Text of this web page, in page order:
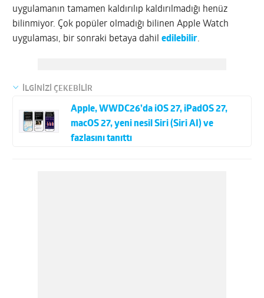
uygulamanın tamamen kaldırılıp kaldırılmadığı henüz
bilinmiyor. Çok popüler olmadığı bilinen Apple Watch
uygulaması, bir sonraki betaya dahiledilebilir.
İLGİNİZİ ÇEKEBİLİR
Apple, WWDC26’da iOS 27, iPadOS 27,
macOS 27, yeni nesil Siri (Siri AI) ve
fazlasını tanıttı